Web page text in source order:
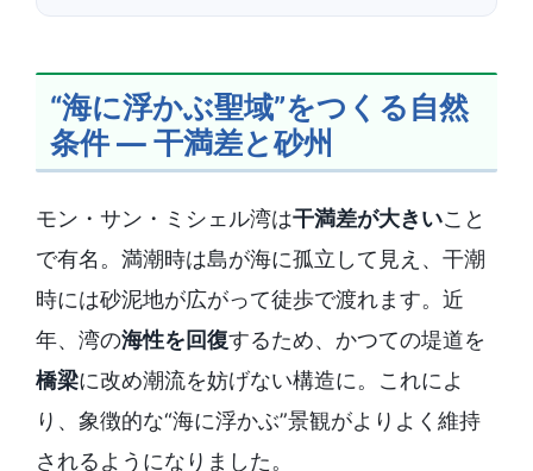
“海に浮かぶ聖域”をつくる自然
条件 ― 干満差と砂州
モン・サン・ミシェル湾は干満差が大きいこと
で有名。満潮時は島が海に孤立して見え、干潮
時には砂泥地が広がって徒歩で渡れます。近
年、湾の海性を回復するため、かつての堤道を
橋梁に改め潮流を妨げない構造に。これによ
り、象徴的な“海に浮かぶ”景観がよりよく維持
されるようになりました。